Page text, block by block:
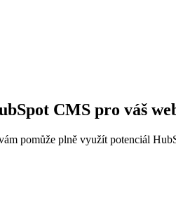
CMS pro váš
pomůže plně využít potenciál